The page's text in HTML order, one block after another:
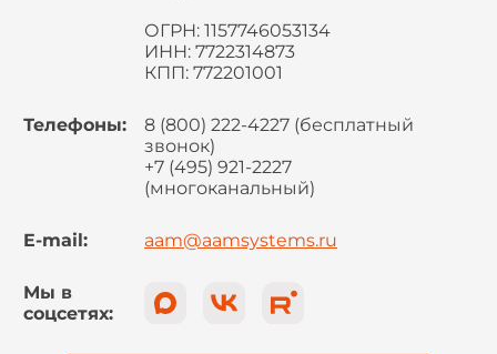
ОГРН: 1157746053134
ИНН: 7722314873
КПП: 772201001
Телефоны:
8 (800) 222-4227 (бесплатный
звонок)
+7 (495) 921-2227
(многоканальный)
E-mail: aam@aamsystems.ru
Мы в
соцсетях: